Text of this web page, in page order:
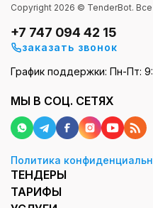
Copyright 2026 © TenderBot.
+7 747 094 42 15
заказать звонок
График поддержки: Пн-Пт:
МЫ В СОЦ. СЕТЯХ
Политика
ТЕНДЕРЫ
ТАРИФЫ